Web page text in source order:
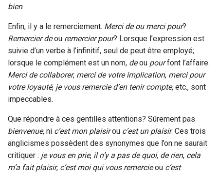
bien.
Enfin, il y a le remerciement. Merci de ou merci pour?
Remercier deou remercier pour? Lorsque l’expression est
suivie d’un verbe à l’infinitif, seul de peut être employé;
lorsque le complément est un nom, deou pourfont l’affaire.
Merci de collaborer, merci de votre implication, merci pour
votre loyauté, je vous remercie d’en tenir compte, etc., sont
impeccables.
Que répondre à ces gentilles attentions? Sûrement pas
bienvenue, ni c’est mon plaisirou c’est un plaisir. Ces trois
anglicismes possèdent des synonymes que l’on ne saurait
critiquer : je vous en prie, il n’y a pas de quoi, de rien, cela
m’a fait plaisir, c’est moi qui vous remercieou c’est